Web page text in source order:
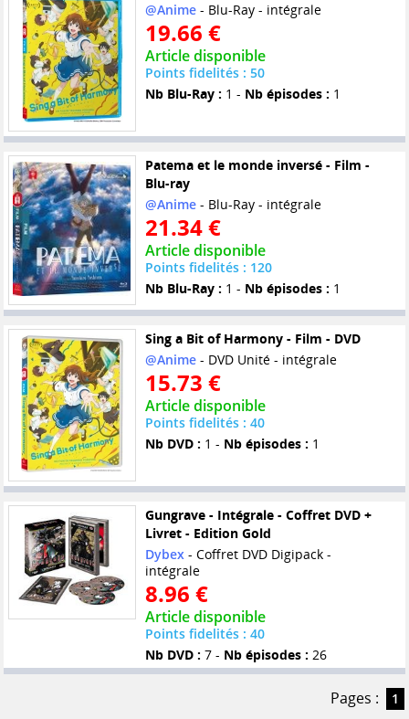
@Anime- Blu-Ray - intégrale
19.66 €
Article disponible
Points fidelités : 50
Nb Blu-Ray : 1 - Nb épisodes : 1
Patema et le monde inversé - Film -
Blu-ray
@Anime- Blu-Ray - intégrale
21.34 €
Article disponible
Points fidelités : 120
Nb Blu-Ray : 1 - Nb épisodes : 1
Sing a Bit of Harmony - Film - DVD
@Anime- DVD Unité - intégrale
15.73 €
Article disponible
Points fidelités : 40
Nb DVD : 1 - Nb épisodes : 1
Gungrave - Intégrale - Coffret DVD +
Livret - Edition Gold
Dybex- Coffret DVD Digipack -
intégrale
8.96 €
Article disponible
Points fidelités : 40
Nb DVD : 7 - Nb épisodes : 26
Pages : 1